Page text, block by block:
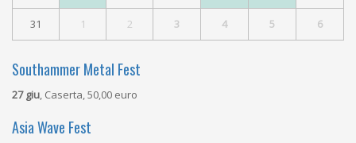
31 1 2 3 4 5 6
Southammer Metal Fest
27 giu, Caserta, 50,00 euro
Asia Wave Fest